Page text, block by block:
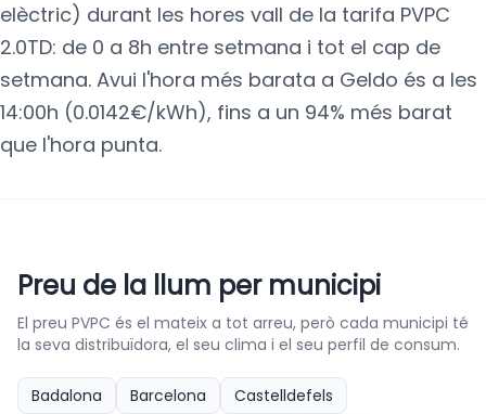
elèctric) durant les hores vall de la tarifa PVPC
2.0TD: de 0 a 8h entre setmana i tot el cap de
setmana. Avui l'hora més barata a Geldo és a les
14:00h (0.0142€/kWh), fins a un 94% més barat
que l'hora punta.
Preu de la llum per municipi
El preu PVPC és el mateix a tot arreu, però cada municipi té
la seva distribuïdora, el seu clima i el seu perfil de consum.
Badalona Barcelona
Castelldefels